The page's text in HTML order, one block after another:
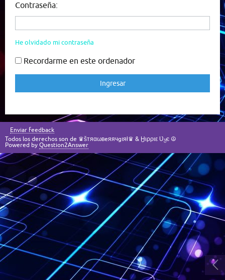
Contraseña:
He olvidado mi contraseña
Recordarme en este ordenador
Enviar feedback
Todos los derechos son de ♛šтяαωвeяячgıяł♛ & Ӈιρριε Ʋყє ☮
Powered by Question2Answer